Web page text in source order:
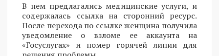
В нем предлагались медицинские услуги, и
содержалась ссылка на сторонний ресурс.
После перехода по ссылке женщина получила
уведомление о взломе ее аккаунта на
«Госуслугах» и номер горячей линии для